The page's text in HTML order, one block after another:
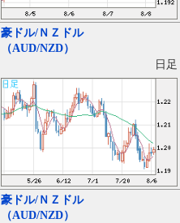
豪ドル/ＮＺドル
（AUD/NZD）
日足
豪ドル/ＮＺドル
（AUD/NZD）